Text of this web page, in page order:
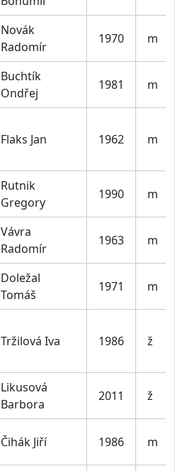
Novák
Radomír
1970 m
Buchtík
Ondřej
1981 m
Flaks Jan 1962 m
Rutnik
Gregory
1990 m
Vávra
Radomír
1963 m
Doležal
Tomáš
1971 m
Tržilová Iva 1986 ž
Likusová
Barbora
2011 ž
Čihák Jiří 1986 m